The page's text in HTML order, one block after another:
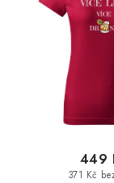
371 Kč
449